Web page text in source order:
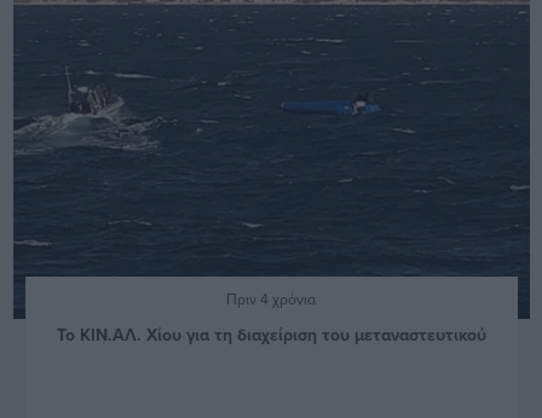
Πριν 4 χρόνια
Το ΚΙΝ.ΑΛ. Χίου για τη διαχείριση του μεταναστευτικού